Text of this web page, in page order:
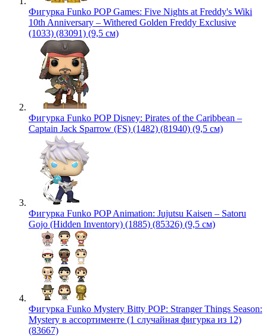
Фигурка Funko POP Games: Five Nights at Freddy's Wiki
10th Anniversary – Withered Golden Freddy Exclusive
(1033) (83091) (9,5 см)
Фигурка Funko POP Disney: Pirates of the Caribbean –
Captain Jack Sparrow (FS) (1482) (81940) (9,5 см)
Фигурка Funko POP Animation: Jujutsu Kaisen – Satoru
Gojo (Hidden Inventory) (1885) (85326) (9,5 см)
Фигурка Funko Mystery Bitty POP: Stranger Things Season:
Mystery в ассортименте (1 случайная фигурка из 12)
(83667)